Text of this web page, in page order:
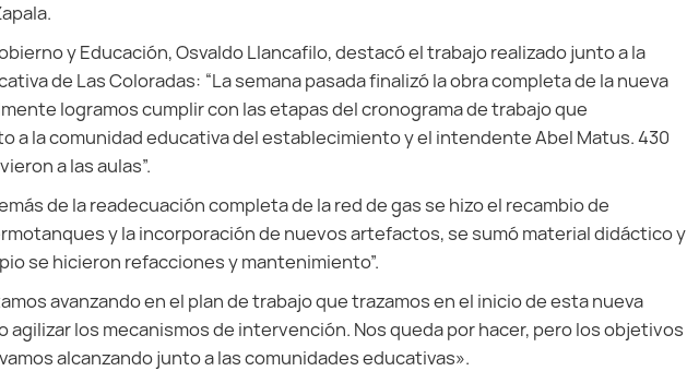
y Educación, Osvaldo Llancafilo, destacó el trabajo realizado junto a la
de Las Coloradas: “La semana pasada finalizó la obra completa de la nueva
logramos cumplir con las etapas del cronograma de trabajo que
a la comunidad educativa del establecimiento y el intendente Abel Matus. 430
a las aulas”.
de la readecuación completa de la red de gas se hizo el recambio de
y la incorporación de nuevos artefactos, se sumó material didáctico y
se hicieron refacciones y mantenimiento”.
avanzando en el plan de trabajo que trazamos en el inicio de esta nueva
agilizar los mecanismos de intervención. Nos queda por hacer, pero los objetivos
alcanzando junto a las comunidades educativas».